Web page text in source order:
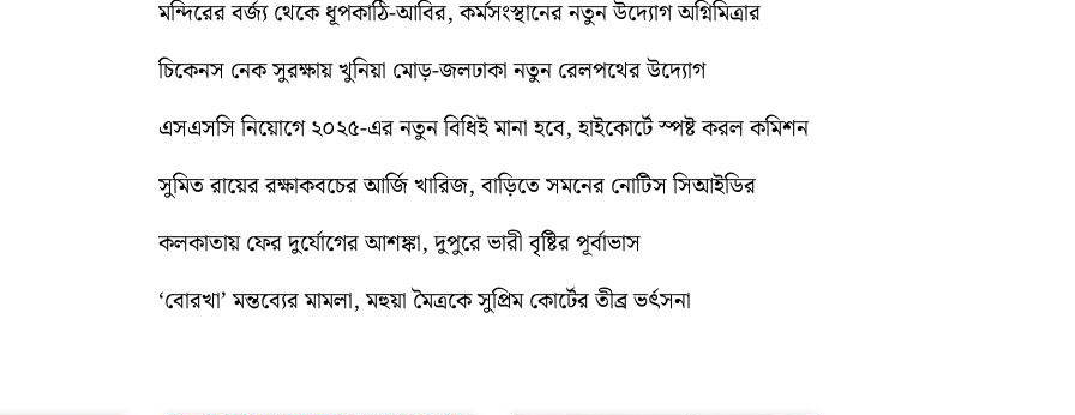
মন্দিরের বর্জ্য থেকে ধূপকাঠি-আবির, কর্মসংস্থানের নতুন উদ্যোগ অগ্নিমিত্রার
চিকেনস নেক সুরক্ষায় খুনিয়া মোড়-জলঢাকা নতুন রেলপথের উদ্যোগ
এসএসসি নিয়োগে ২০২৫-এর নতুন বিধিই মানা হবে, হাইকোর্টে স্পষ্ট করল কমিশন
সুমিত রায়ের রক্ষাকবচের আর্জি খারিজ, বাড়িতে সমনের নোটিস সিআইডির
কলকাতায় ফের দুর্যোগের আশঙ্কা, দুপুরে ভারী বৃষ্টির পূর্বাভাস
‘বোরখা’ মন্তব্যের মামলা, মহুয়া মৈত্রকে সুপ্রিম কোর্টের তীব্র ভর্ৎসনা